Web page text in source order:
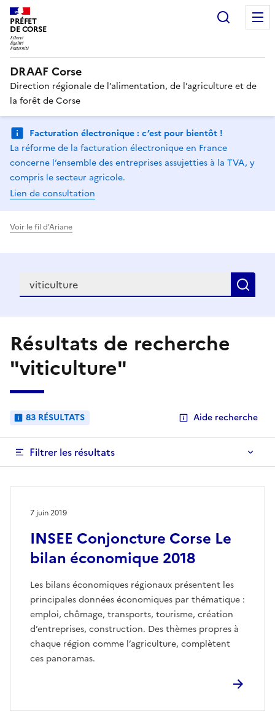
PRÉFET
DE CORSE
DRAAF Corse
Direction régionale de l’alimentation, de l’agriculture et de
la forêt de Corse
Facturation électronique : c’est pour bientôt !
La réforme de la facturation électronique en France
concerne l’ensemble des entreprises assujetties à la TVA, y
compris le secteur agricole.
Lien de consultation
Voir le fil d'Ariane
Recherche
Résultats de recherche
"viticulture"
83 RÉSULTATS Aide recherche
Filtrer les résultats
INSEE Conjoncture Corse Le
bilan économique 2018
7 juin 2019
Les bilans économiques régionaux présentent les
principales données économiques par thématique :
emploi, chômage, transports, tourisme, création
d’entreprises, construction. Des thèmes propres à
chaque région comme l’agriculture, complètent
ces panoramas.